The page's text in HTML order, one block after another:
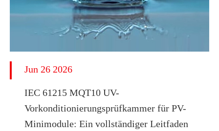
Jun 26 2026
IEC 61215 MQT10 UV-
Vorkonditionierungsprüfkammer für PV-
Minimodule: Ein vollständiger Leitfaden